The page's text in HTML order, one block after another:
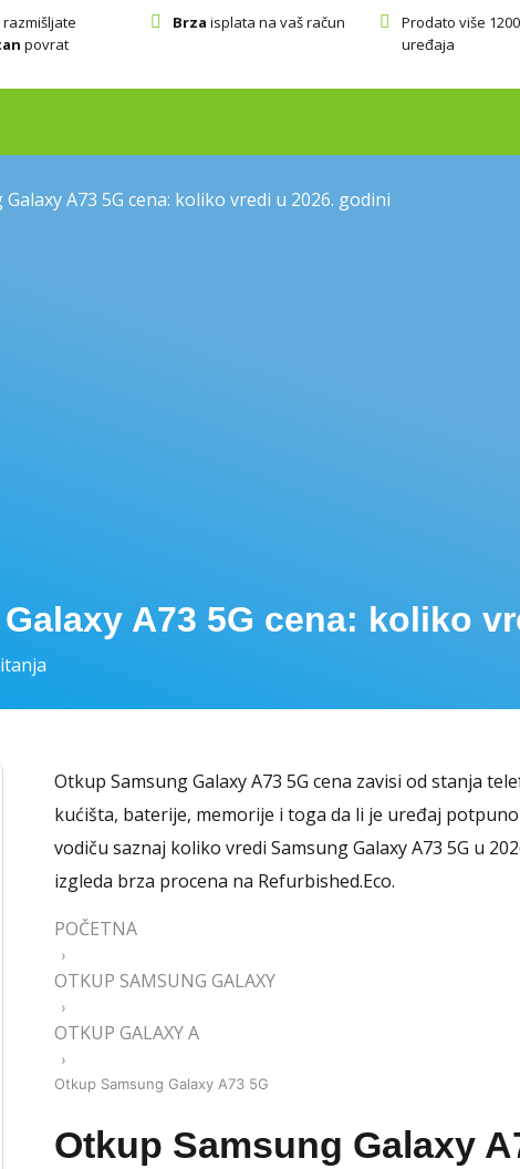
razmišljate
povrat
Brza isplata na vaš račun
Prodato više
uređaja
A73 5G cena: koliko vredi u 2026. godini
A73 5G cena: koliko
Otkup Samsung Galaxy A73 5G cena zavisi od stanja
kućišta, baterije, memorije i toga da li je uređaj
vodiču saznaj koliko vredi Samsung Galaxy A73 5G u
izgleda brza procena na Refurbished.Eco.
POČETNA
›
OTKUP SAMSUNG GALAXY
›
OTKUP GALAXY A
›
Otkup Samsung Galaxy A73 5G
Otkup Samsung Galaxy